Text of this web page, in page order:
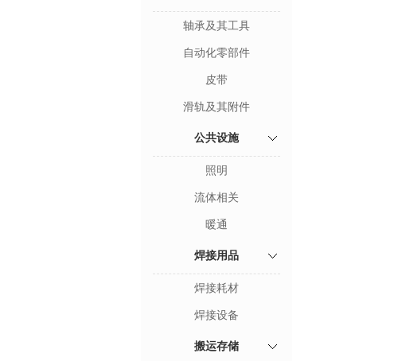
轴承及其工具
自动化零部件
皮带
滑轨及其附件
公共设施
照明
流体相关
暖通
焊接用品
焊接耗材
焊接设备
搬运存储